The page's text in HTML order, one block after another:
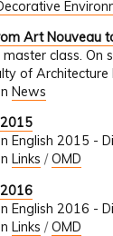
Art Nouveau
master class.
of Architecture
News
English 2015 -
Links /OMD
English 2016 -
Links /OMD